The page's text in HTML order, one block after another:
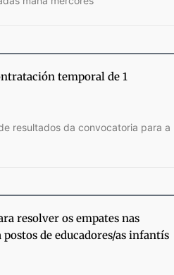
temporal de 1
resultados da convocatoria para a
resolver os empates nas
de educadores/as infantís